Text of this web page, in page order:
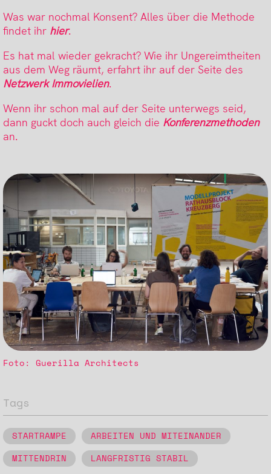
Was war nochmal Konsent? Alles über die Methode
findet ihr hier.
Es hat mal wieder gekracht? Wie ihr Ungereimtheiten
aus dem Weg räumt, erfahrt ihr auf der Seite des
Netzwerk Immovielien.
Wenn ihr schon mal auf der Seite unterwegs seid,
dann guckt doch auch gleich die Konferenzmethoden
an.
Foto: Guerilla Architects
Tags
STARTRAMPE ARBEITEN UND MITEINANDER
MITTENDRIN LANGFRISTIG STABIL